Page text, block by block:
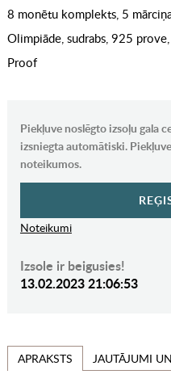
8 monētu komplekts, 5
Olimpiāde, sudrabs, 925
Proof
Piekļuve noslēgto izsoļu gala
izsniegta automātiski.
noteikumos.
Noteikumi
Izsole ir beigusies!
13.02.2023 21:06:53
APRAKSTS JAUTĀJUMI